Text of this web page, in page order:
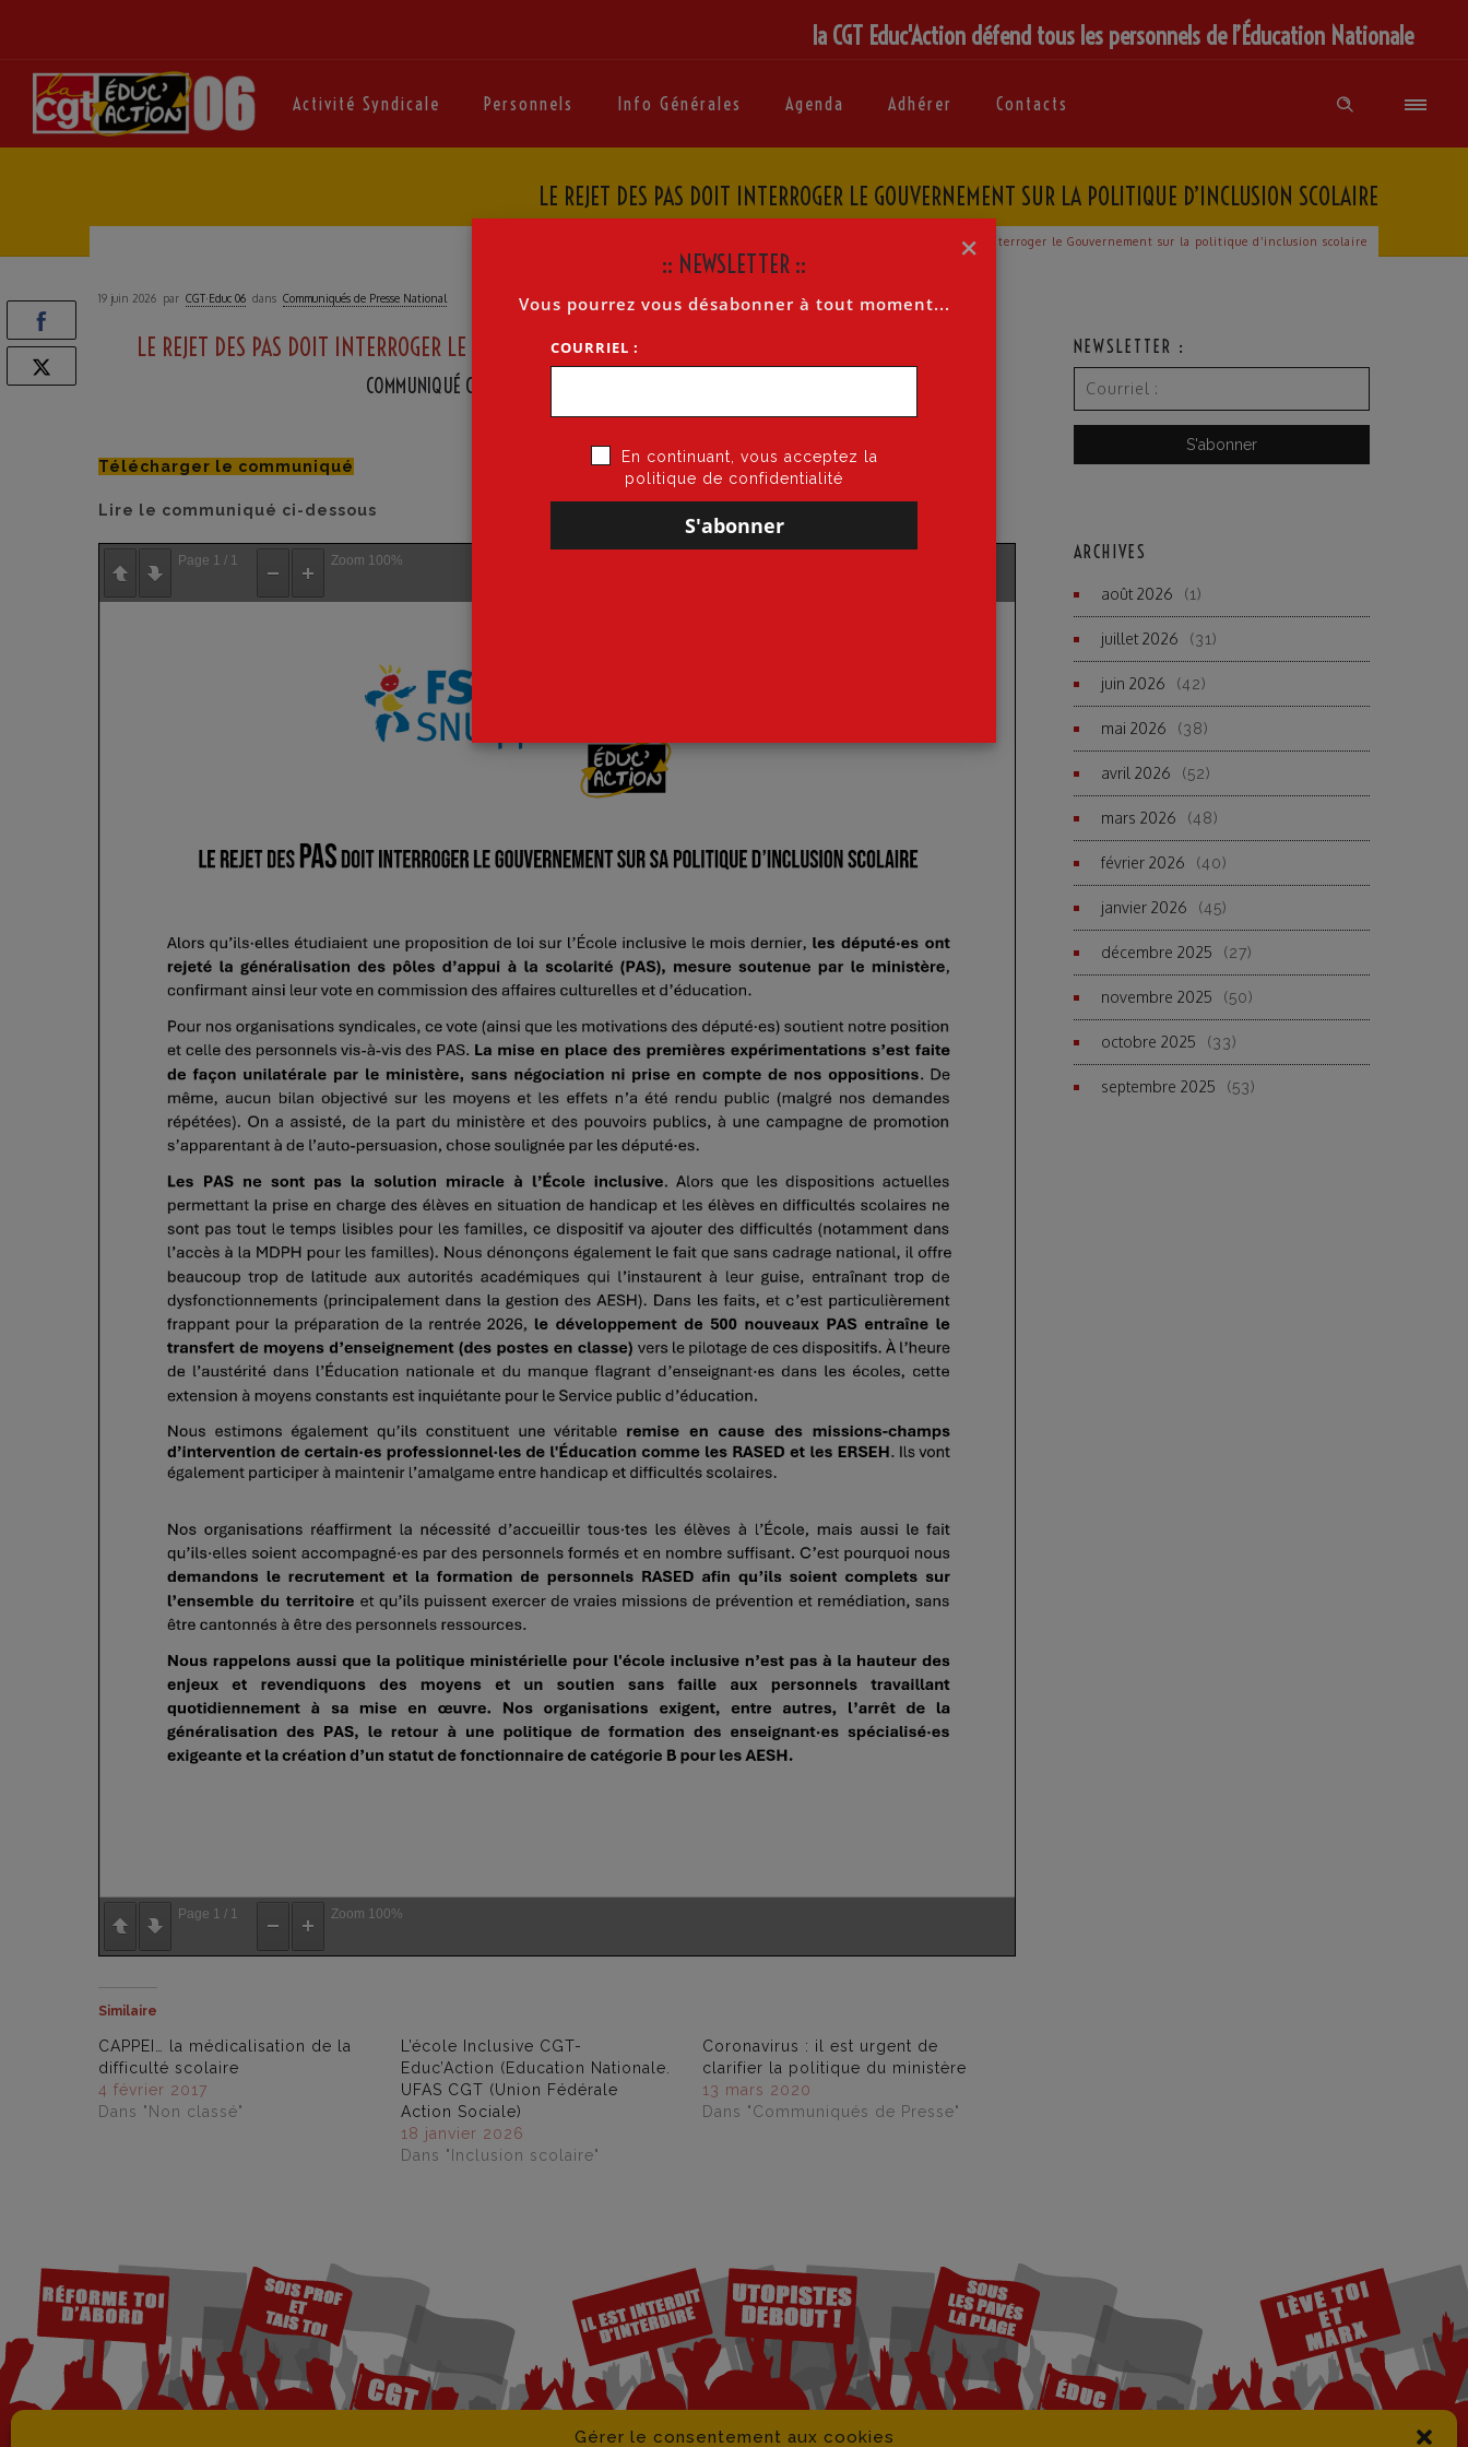
Gérer le consentement aux cookies
la CGT Educ'Action défend tous les personnels de l’Éducation Nationale
Activité Syndicale Personnels Info Générales Agenda Adhérer Contacts
LE REJET DES PAS DOIT INTERROGER LE GOUVERNEMENT SUR LA POLITIQUE D’INCLUSION SCOLAIRE
Le rejet des PAS doit interroger le Gouvernement sur la politique d’inclusion scolaire
19 juin 2026 par CGT·Educ 06 dans Communiqués de Presse National
LE REJET DES PAS DOIT INTERROGER LE GOUVERNEMENT SUR LA POLITIQUE D’INCLUSION SCOLAIRE
COMMUNIQUÉ COMMUN CGT-EDUC’ACTION – FSU-SNUIPP
Télécharger le communiqué
Lire le communiqué ci-dessous
Page 1 / 1 Zoom 100%
Page 1 / 1 Zoom 100%
Similaire
CAPPEI… la médicalisation de la
difficulté scolaire
4 février 2017
Dans "Non classé"
L’école Inclusive CGT-
Educ’Action (Education Nationale.
UFAS CGT (Union Fédérale
Action Sociale)
18 janvier 2026
Dans "Inclusion scolaire"
Coronavirus : il est urgent de
clarifier la politique du ministère
13 mars 2020
Dans "Communiqués de Presse"
NEWSLETTER :
ARCHIVES
août 2026 (1)
juillet 2026 (31)
juin 2026 (42)
mai 2026 (38)
avril 2026 (52)
mars 2026 (48)
février 2026 (40)
janvier 2026 (45)
décembre 2025 (27)
novembre 2025 (50)
octobre 2025 (33)
septembre 2025 (53)
×
:: NEWSLETTER ::
Vous pourrez vous désabonner à tout moment...
COURRIEL :
En continuant, vous acceptez la
politique de confidentialité